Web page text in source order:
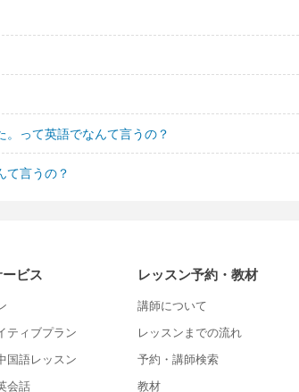
って英語でなんて言うの？
て言うの？
ビス
ティブプラン
国語レッスン
会話
レッスン予約・教材
講師について
レッスンまでの流れ
予約・講師検索
教材